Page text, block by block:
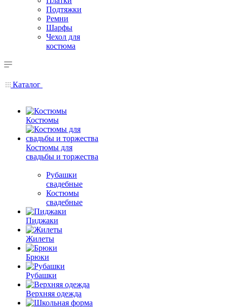
Подтяжки
Ремни
Шарфы
Чехол для
костюма
Каталог
Костюмы
Костюмы для
свадьбы и торжества
Рубашки
свадебные
Костюмы
свадебные
Пиджаки
Жилеты
Брюки
Рубашки
Верхняя одежда